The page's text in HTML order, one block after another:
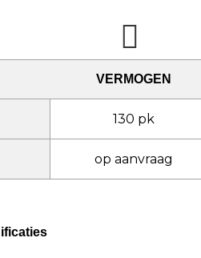
VERMOGEN
130 pk
op aanvraag